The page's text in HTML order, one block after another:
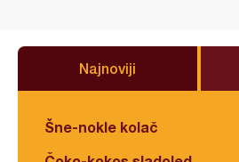
Najnoviji
Šne-nokle kolač